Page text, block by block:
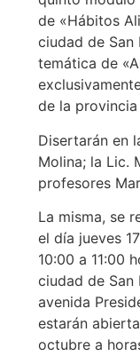
de «Hábitos
ciudad de San
temática de
de la provincia
Disertarán en
Molina; la Lic.
profesores
La misma, se
el día jueves
10:00 a 11:00
ciudad de San
avenida
estarán
octubre a